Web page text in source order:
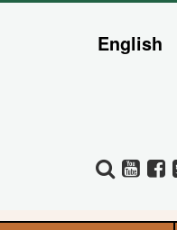
English